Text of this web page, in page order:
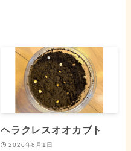
ヘラクレスオオカブト
2026年8月1日